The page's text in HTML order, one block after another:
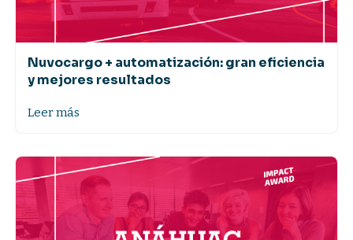
Nuvocargo + automatización: gran eficiencia
y mejores resultados
Leer más